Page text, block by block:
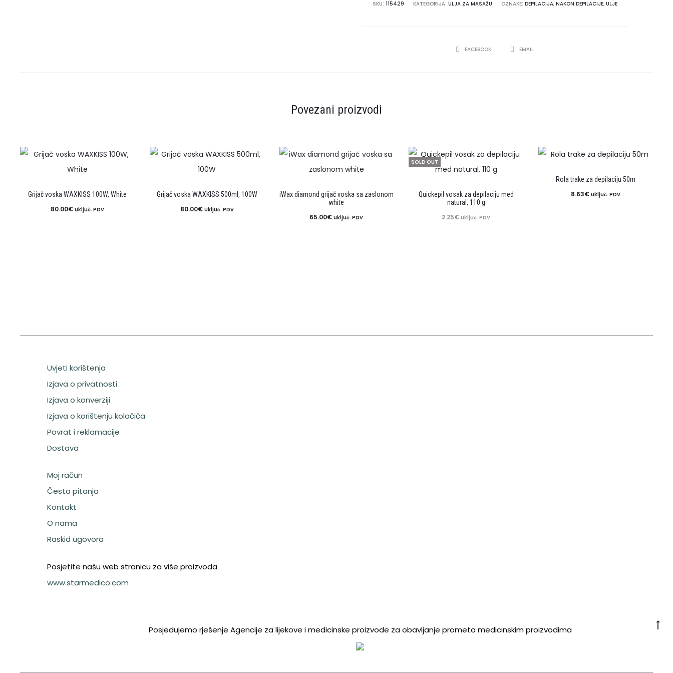
SKU: 115429 KATEGORIJA: ULJA ZA MASAŽU OZNAKE: DEPILACIJA, NAKON DEPILACIJE, ULJE
SHAREFACEBOOK EMAIL
Povezani proizvodi
Grijač voska WAXKISS 100W, White
80.00€ uključ. PDV
Grijač voska WAXKISS 500ml, 100W
80.00€ uključ. PDV
iWax diamond grijač voska sa zaslonom
white
65.00€ uključ. PDV
SOLD OUT
Quickepil vosak za depilaciju med
natural, 110 g
2.25€ uključ. PDV
Rola trake za depilaciju 50m
8.63€ uključ. PDV
Uvjeti korištenja
Izjava o privatnosti
Izjava o konverziji
Izjava o korištenju kolačića
Povrat i reklamacije
Dostava
Moj račun
Česta pitanja
Kontakt
O nama
Raskid ugovora
Posjetite našu web stranicu za više proizvoda
www.starmedico.com
Posjedujemo rješenje Agencije za lijekove i medicinske proizvode za obavljanje prometa medicinskim proizvodima